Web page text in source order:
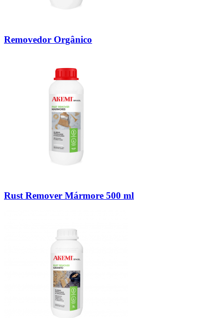
Removedor Orgânico
Rust Remover Mármore 500 ml